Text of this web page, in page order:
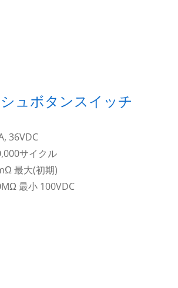
ュボタンスイッチ
36VDC
サイクル
最大(初期)
最小 100VDC